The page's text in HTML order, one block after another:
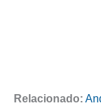
Relacionado: